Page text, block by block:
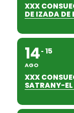
XXX
DE IZADA DE
14
AGO
15
XXX
SATRANY-EL